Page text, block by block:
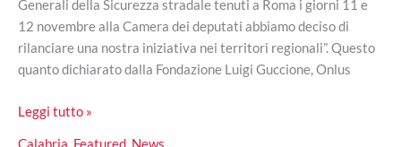
Generali della Sicurezza stradale tenuti a Roma i giorni 11 e
12 novembre alla Camera dei deputati abbiamo deciso di
rilanciare una nostra iniziativa nei territori regionali”. Questo
quanto dichiarato dalla Fondazione Luigi Guccione, Onlus
Sicurezza
Leggi tutto »
Calabria, Featured, News